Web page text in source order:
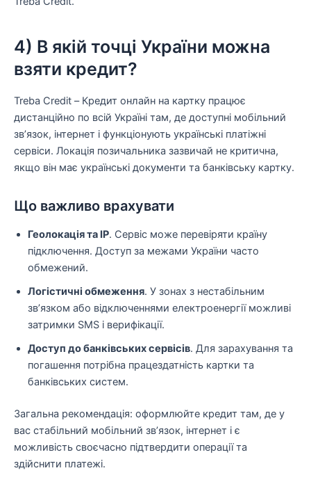
4) В якій точці України можна
взяти кредит?
Treba Credit – Кредит онлайн на картку працює
дистанційно по всій Україні там, де доступні мобільний
зв’язок, інтернет і функціонують українські платіжні
сервіси. Локація позичальника зазвичай не критична,
якщо він має українські документи та банківську картку.
Що важливо врахувати
Геолокація та IP. Сервіс може перевіряти країну
підключення. Доступ за межами України часто
обмежений.
Логістичні обмеження. У зонах з нестабільним
зв’язком або відключеннями електроенергії можливі
затримки SMS і верифікації.
Доступ до банківських сервісів. Для зарахування та
погашення потрібна працездатність картки та
банківських систем.
Загальна рекомендація: оформлюйте кредит там, де у
вас стабільний мобільний зв’язок, інтернет і є
можливість своєчасно підтвердити операції та
здійснити платежі.